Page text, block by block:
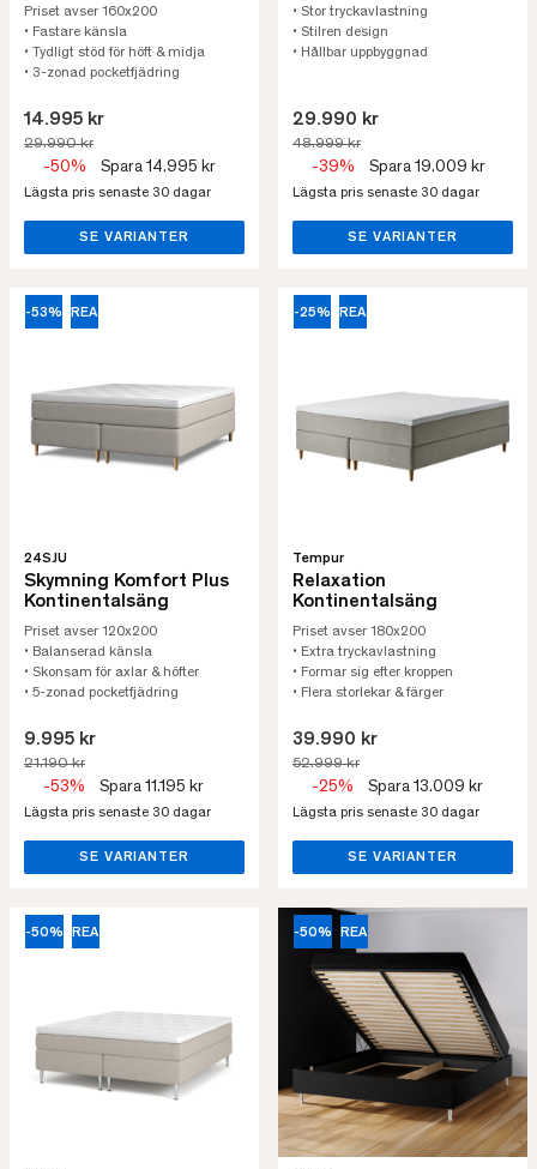
Priset avser 160x200
• Fastare känsla
• Tydligt stöd för höft & midja
• 3-zonad pocketfjädring
14.995 kr
29.990 kr
-50% Spara 14.995 kr
Lägsta pris senaste 30 dagar
SE VARIANTER
• Stor tryckavlastning
• Stilren design
• Hållbar uppbyggnad
29.990 kr
48.999 kr
-39% Spara 19.009 kr
Lägsta pris senaste 30 dagar
SE VARIANTER
-53% REA
24SJU
Skymning Komfort Plus
Kontinentalsäng
Priset avser 120x200
• Balanserad känsla
• Skonsam för axlar & höfter
• 5-zonad pocketfjädring
9.995 kr
21.190 kr
-53% Spara 11.195 kr
Lägsta pris senaste 30 dagar
SE VARIANTER
-25% REA
Tempur
Relaxation
Kontinentalsäng
Priset avser 180x200
• Extra tryckavlastning
• Formar sig efter kroppen
• Flera storlekar & färger
39.990 kr
52.999 kr
-25% Spara 13.009 kr
Lägsta pris senaste 30 dagar
SE VARIANTER
-50% REA -50% REA